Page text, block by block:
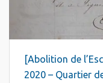
[Abolition de
2020 – Quartier